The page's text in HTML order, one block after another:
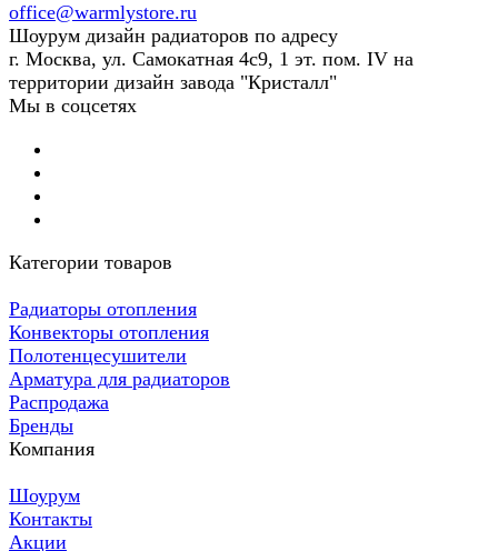
office@warmlystore.ru
Шоурум дизайн радиаторов по адресу
г. Москва, ул. Самокатная 4с9, 1 эт. пом. IV на
территории дизайн завода "Кристалл"
Мы в соцсетях
Категории товаров
Радиаторы отопления
Конвекторы отопления
Полотенцесушители
Арматура для радиаторов
Распродажа
Бренды
Компания
Шоурум
Контакты
Акции